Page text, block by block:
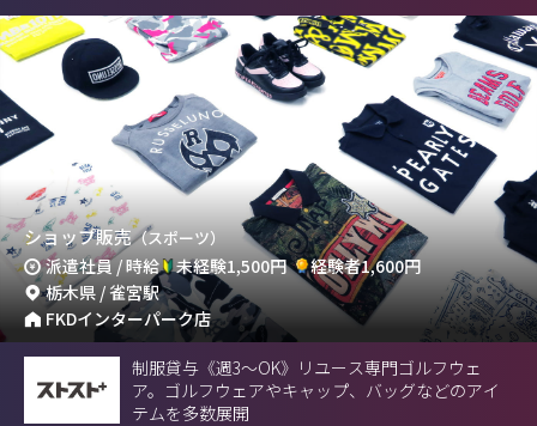
ショップ販売（スポーツ）
派遣社員 / 時給 未経験1,500円
経験者1,600円
栃木県 / 雀宮駅
FKDインターパーク店
制服貸与《週3～OK》リユース専門ゴルフウェ
ア。ゴルフウェアやキャップ、バッグなどのアイ
テムを多数展開